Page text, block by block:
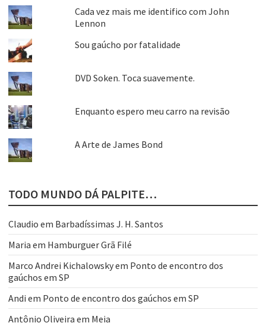
Cada vez mais me identifico com John
Lennon
Sou gaúcho por fatalidade
DVD Soken. Toca suavemente.
Enquanto espero meu carro na revisão
A Arte de James Bond
TODO MUNDO DÁ PALPITE…
Claudio em Barbadíssimas J. H. Santos
Maria em Hamburguer Grã Filé
Marco Andrei Kichalowskyem Ponto de encontro dos
gaúchos em SP
Andi em Ponto de encontro dos gaúchos em SP
Antônio Oliveira em Meia